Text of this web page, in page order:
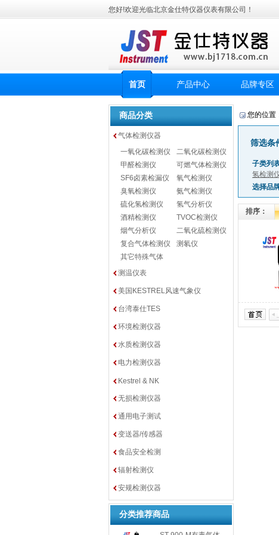
您好!欢迎光临北京金仕特仪器仪表有限公司！
首页 产品中心 品牌专区
商品分类
气体检测仪器
一氧化碳检测仪
二氧化碳检测仪
甲醛检测仪
可燃气体检测仪
SF6卤素检漏仪
氧气检测仪
臭氧检测仪
氨气检测仪
硫化氢检测仪
氢气分析仪
酒精检测仪
TVOC检测仪
烟气分析仪
二氧化硫检测仪
复合气体检测仪
测氡仪
其它特殊气体
测温仪表
美国KESTREL风速气象仪
台湾泰仕TES
环境检测仪器
水质检测仪器
电力检测仪器
Kestrel & NK
无损检测仪器
通用电子测试
变送器/传感器
食品安全检测
辐射检测仪
安规检测仪器
分类推荐商品
您的位置
筛选条
子类列
氢检测
选择品
排序：